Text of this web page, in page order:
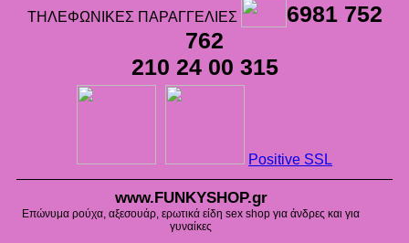
ΤΗΛΕΦΩΝΙΚΕΣ ΠΑΡΑΓΓΕΛΙΕΣ
6981 752
762
210 24 00 315
Positive SSL
www.FUNKYSHOP.gr
Επώνυμα ρούχα, αξεσουάρ, ερωτικά είδη sex shop για άνδρες και για
γυναίκες